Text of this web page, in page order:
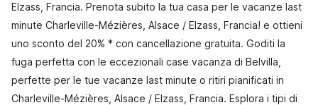
Elzass, Francia. Prenota subito la tua casa per le vacanze last
minute Charleville-Mézières, Alsace / Elzass, Francia! e ottieni
uno sconto del 20% * con cancellazione gratuita. Goditi la
fuga perfetta con le eccezionali case vacanza di Belvilla,
perfette per le tue vacanze last minute o ritiri pianificati in
Charleville-Mézières, Alsace / Elzass, Francia. Esplora i tipi di